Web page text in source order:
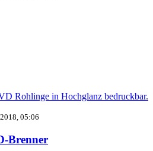
Rohlinge in Hochglanz bedruckbar.
05:06
Brenner